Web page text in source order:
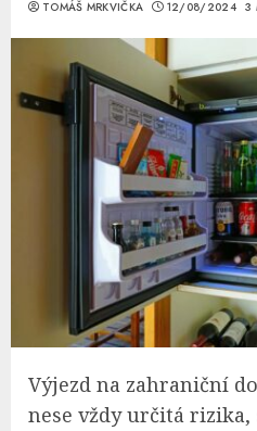
TOMÁŠ MRKVIČKA 12/08/2024 3
Výjezd na zahraniční
nese vždy určitá